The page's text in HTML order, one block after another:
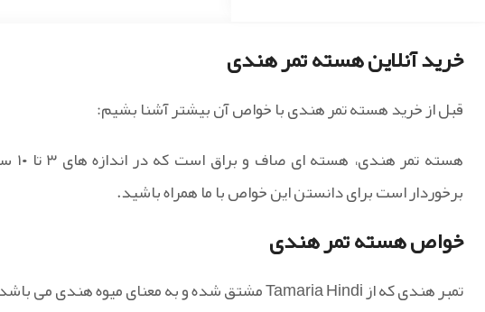
خرید آنلاین هسته تمر هندی
قبل از خرید هسته تمر هندی با خواص آن بیشتر آشنا بشیم:
برخوردار است برای دانستن این خواص با ما همراه باشید.
خواص هسته تمر هندی
تمبر هندی که از Tamaria Hindi مشتق شده و به معنای میوه هندی می باشد .